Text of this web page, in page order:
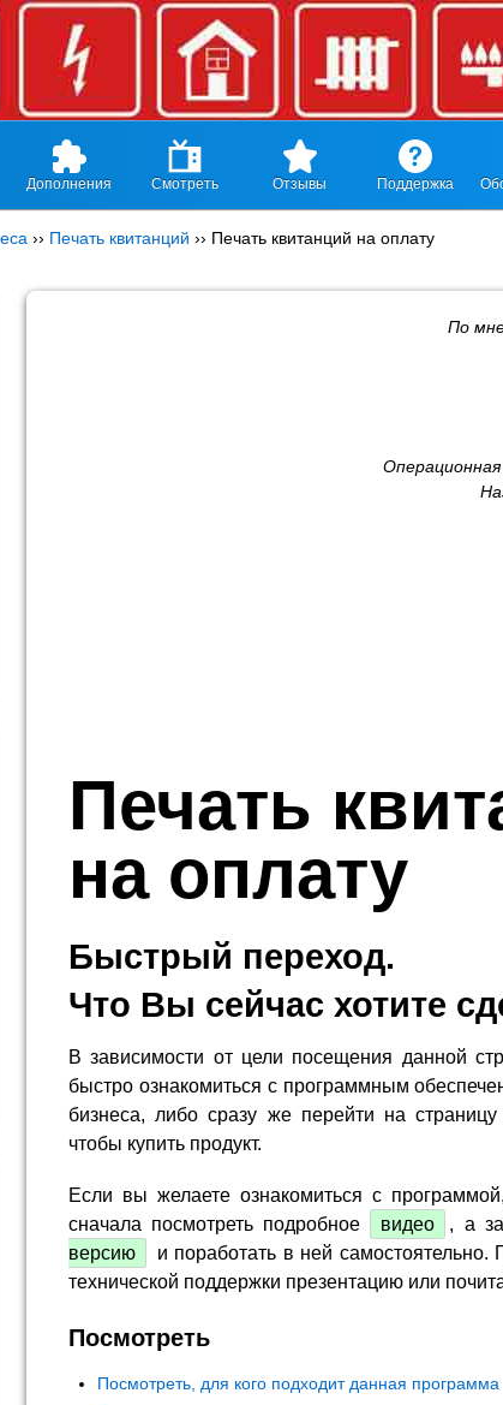
Дополнения Смотреть Отзывы Поддержка
›› Печать квитанций ›› Печать квитанций на оплату
По
Печать
на оплату
Быстрый переход.
Что Вы сейчас хотите
В зависимости от цели посещения данной
быстро ознакомиться с программным
бизнеса, либо сразу же перейти на
чтобы купить продукт.
Если вы желаете ознакомиться с
сначала посмотреть подробное
видео , а
версию
и поработать в ней самостоятельно.
технической поддержки презентацию или
Посмотреть
Посмотреть, для кого подходит данная программа